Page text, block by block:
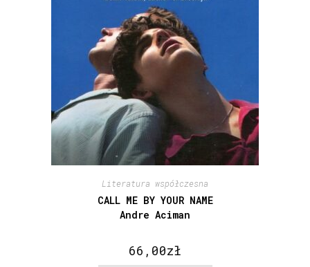
Literatura współczesna
CALL ME BY YOUR NAME
Andre Aciman
66,00zł